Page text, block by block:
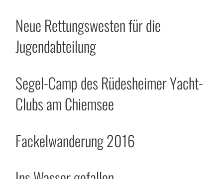
Neue Rettungswesten für die
Jugendabteilung
Segel-Camp des Rüdesheimer Yacht-
Clubs am Chiemsee
Fackelwanderung 2016